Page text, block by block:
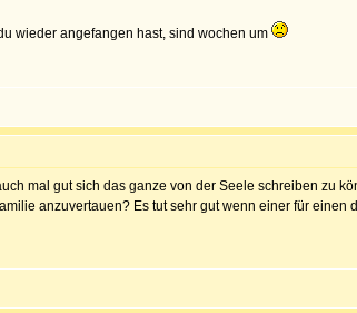
wieder angefangen hast, sind wochen um
mal gut sich das ganze von der Seele schreiben zu
anzuvertauen? Es tut sehr gut wenn einer für einen